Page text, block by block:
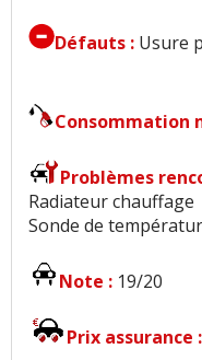
Défauts : Usure
Consommation
Problèmes
Radiateur chauffage
Sonde de
Note : 19/20
Prix assurance :